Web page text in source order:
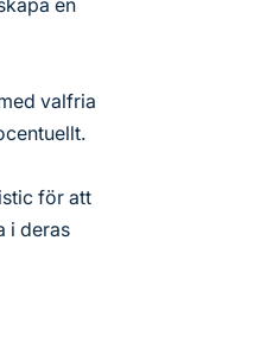
en
valfria
för att
i deras